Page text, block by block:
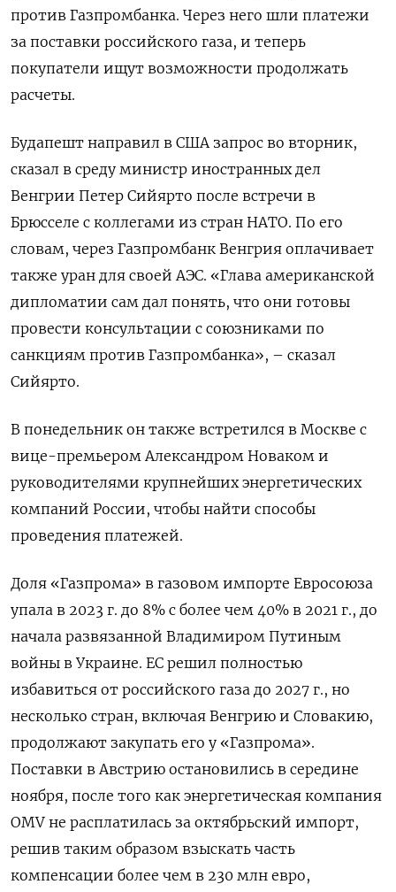
против Газпромбанка. Через него шли платежи
за поставки российского газа, и теперь
покупатели ищут возможности продолжать
расчеты.
Будапешт направил в США запрос во вторник,
сказал в среду министр иностранных дел
Венгрии Петер Сийярто после встречи в
Брюсселе с коллегами из стран НАТО. По его
словам, через Газпромбанк Венгрия оплачивает
также уран для своей АЭС. «Глава американской
дипломатии сам дал понять, что они готовы
провести консультации с союзниками по
санкциям против Газпромбанка», – сказал
Сийярто.
В понедельник он также встретился в Москве с
вице-премьером Александром Новаком и
руководителями крупнейших энергетических
компаний России, чтобы найти способы
проведения платежей.
Доля «Газпрома» в газовом импорте Евросоюза
упала в 2023 г. до 8% с более чем 40% в 2021 г., до
начала развязанной Владимиром Путиным
войны в Украине. ЕС решил полностью
избавиться от российского газа до 2027 г., но
несколько стран, включая Венгрию и Словакию,
продолжают закупать его у «Газпрома».
Поставки в Австрию остановились в середине
ноября, после того как энергетическая компания
OMV не расплатилась за октябрьский импорт,
решив таким образом взыскать часть
компенсации более чем в 230 млн евро,